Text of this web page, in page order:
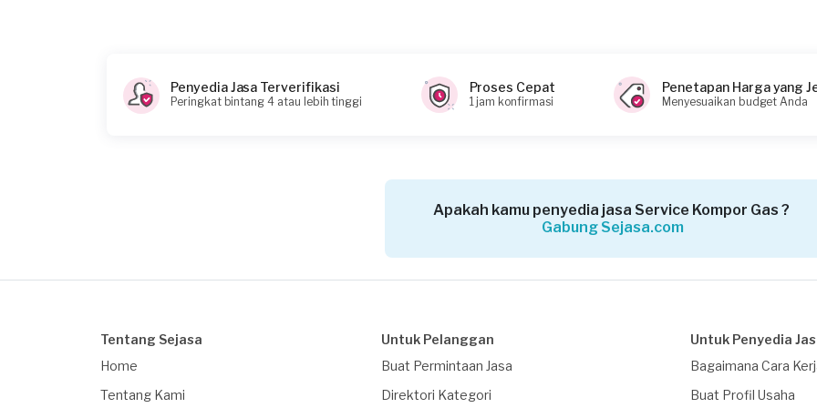
Penyedia Jasa Terverifikasi
Peringkat bintang 4 atau lebih tinggi
Proses Cepat
1 jam konfirmasi
Penetapan Harga yang
Menyesuaikan budget Anda
Apakah kamu penyedia jasa Service Kompor Gas ?
Gabung Sejasa.com
Tentang Sejasa
Home
Tentang Kami
Untuk Pelanggan
Buat Permintaan Jasa
Direktori Kategori
Untuk Penyedia
Bagaimana Cara
Buat Profil Usaha